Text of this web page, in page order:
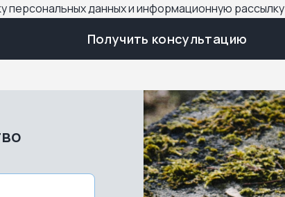
персональных данных и информационную рассылку
Получить консультацию